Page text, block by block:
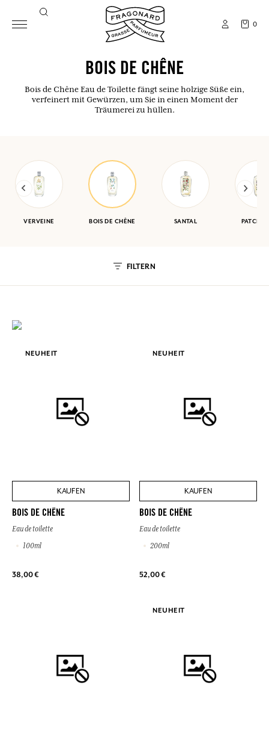
0
BOIS DE CHÊNE
Bois de Chêne Eau de Toilette fängt seine holzige Süße ein,
verfeinert mit Gewürzen, um Sie in einen Moment der
Träumerei zu hüllen.
VERVEINE BOIS DE CHÊNE SANTAL
FILTERN
NEUHEIT
KAUFEN
BOIS DE CHÊNE
Eau de toilette
100ml
38,00 €
NEUHEIT
KAUFEN
BOIS DE CHÊNE
Eau de toilette
200ml
52,00 €
NEUHEIT